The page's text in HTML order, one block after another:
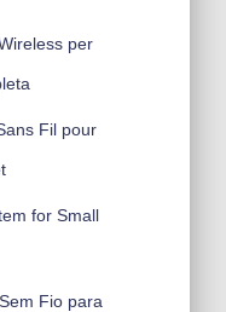
per
Fil pour
for Small
Fio para